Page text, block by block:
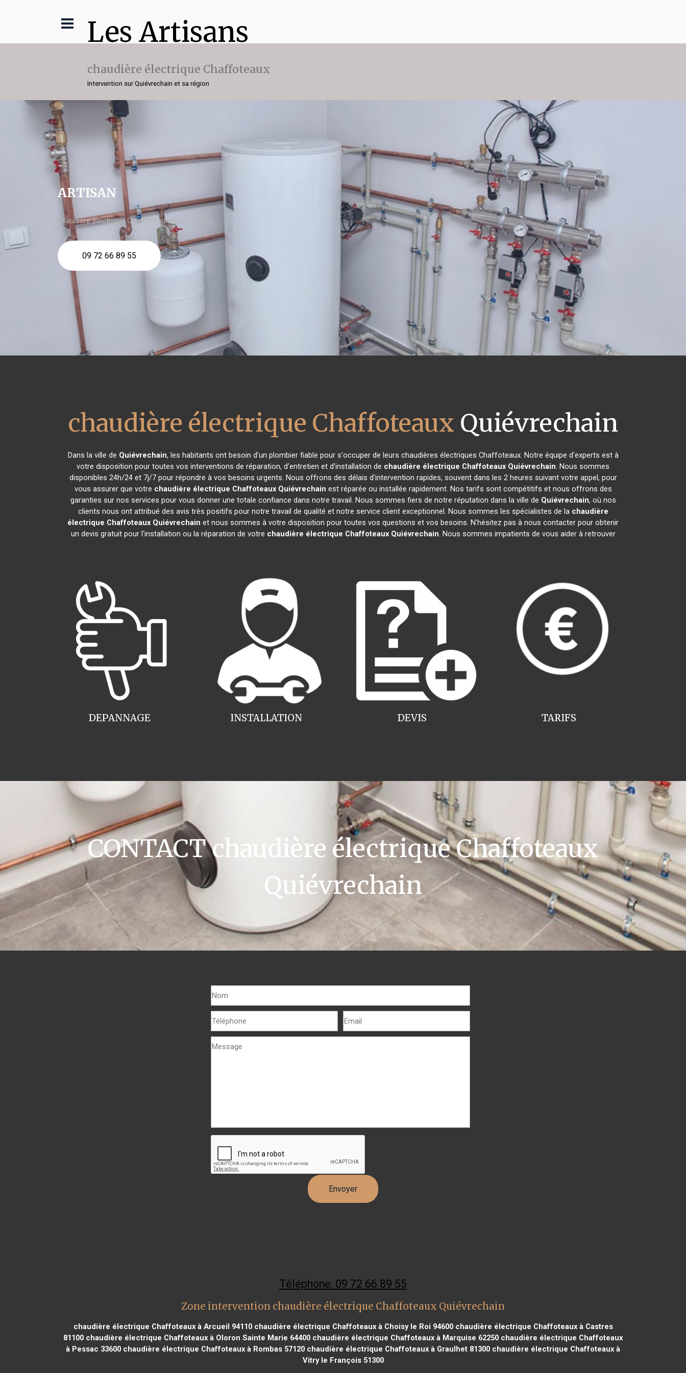
Les Artisans
chaudière électrique Chaffoteaux
Intervention sur Quiévrechain et sa région
ARTISAN
chaudière électrique Chaffoteaux Quiévrechain
09 72 66 89 55
chaudière électrique Chaffoteaux Quiévrechain
Dans la ville de Quiévrechain, les habitants ont besoin d'un plombier fiable pour s'occuper de leurs chaudières électriques Chaffoteaux. Notre équipe d'experts est à
votre disposition pour toutes vos interventions de réparation, d'entretien et d'installation de chaudière électrique Chaffoteaux Quiévrechain. Nous sommes
disponibles 24h/24 et 7j/7 pour répondre à vos besoins urgents. Nous offrons des délais d'intervention rapides, souvent dans les 2 heures suivant votre appel, pour
vous assurer que votre chaudière électrique Chaffoteaux Quiévrechain est réparée ou installée rapidement. Nos tarifs sont compétitifs et nous offrons des
garanties sur nos services pour vous donner une totale confiance dans notre travail. Nous sommes fiers de notre réputation dans la ville de Quiévrechain, où nos
clients nous ont attribué des avis très positifs pour notre travail de qualité et notre service client exceptionnel. Nous sommes les spécialistes de la chaudière
électrique Chaffoteaux Quiévrechain et nous sommes à votre disposition pour toutes vos questions et vos besoins. N'hésitez pas à nous contacter pour obtenir
un devis gratuit pour l'installation ou la réparation de votre chaudière électrique Chaffoteaux Quiévrechain. Nous sommes impatients de vous aider à retrouver
INSTALLATION
DEPANNAGE TARIFS
DEVIS
CONTACT chaudière électrique Chaffoteaux
Quiévrechain
Téléphone: 09 72 66 89 55
Zone intervention chaudière électrique Chaffoteaux Quiévrechain
chaudière électrique Chaffoteaux à Arcueil 94110chaudière électrique Chaffoteaux à Choisy le Roi 94600chaudière électrique Chaffoteaux à Castres
81100 chaudière électrique Chaffoteaux à Oloron Sainte Marie 64400 chaudière électrique Chaffoteaux à Marquise 62250 chaudière électrique Chaffoteaux
à Pessac 33600 chaudière électrique Chaffoteaux à Rombas 57120 chaudière électrique Chaffoteaux à Graulhet 81300 chaudière électrique Chaffoteaux à
Vitry le François 51300